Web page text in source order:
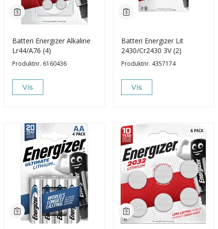
Batteri Energizer Alkaline
Lr44/A76 (4)
Produktnr. 6160436
Vis
Batteri Energizer Lit
2430/Cr2430 3V (2)
Produktnr. 4357174
Vis